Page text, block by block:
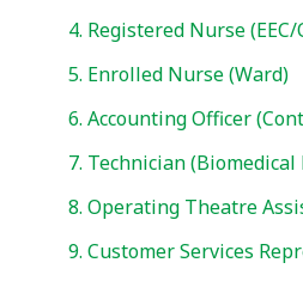
4. Registered Nurse
5. Enrolled Nurse (Ward)
6. Accounting Officer
7. Technician
8. Operating Theatre
9. Customer Services